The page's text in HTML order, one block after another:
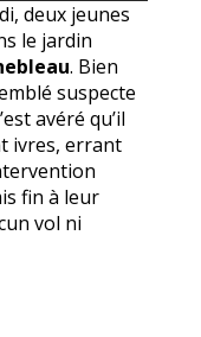
deux jeunes
le jardin
. Bien
suspecte
avéré qu’il
ivres, errant
fin à leur
vol ni